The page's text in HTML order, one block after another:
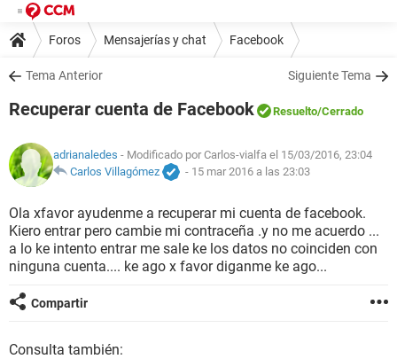
Foros Mensajerías y chat Facebook
Tema Anterior Siguiente Tema
Recuperar cuenta de Facebook Resuelto/Cerrado
adrianaledes - Modificado por Carlos-vialfa el 15/03/2016, 23:04
Carlos Villagómez
- 15 mar 2016 a las 23:03
Ola xfavor ayudenme a recuperar mi cuenta de facebook.
Kiero entrar pero cambie mi contraceña .y no me acuerdo ...
a lo ke intento entrar me sale ke los datos no coinciden con
ninguna cuenta.... ke ago x favor diganme ke ago...
Compartir
Consulta también: